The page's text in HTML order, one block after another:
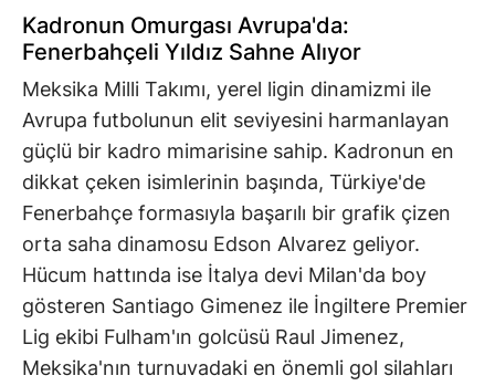
Kadronun Omurgası Avrupa'da:
Fenerbahçeli Yıldız Sahne Alıyor
Meksika Milli Takımı, yerel ligin dinamizmi ile
Avrupa futbolunun elit seviyesini harmanlayan
güçlü bir kadro mimarisine sahip. Kadronun en
dikkat çeken isimlerinin başında, Türkiye'de
Fenerbahçe formasıyla başarılı bir grafik çizen
orta saha dinamosu Edson Alvarez geliyor.
Hücum hattında ise İtalya devi Milan'da boy
gösteren Santiago Gimenez ile İngiltere Premier
Lig ekibi Fulham'ın golcüsü Raul Jimenez,
Meksika'nın turnuvadaki en önemli gol silahları